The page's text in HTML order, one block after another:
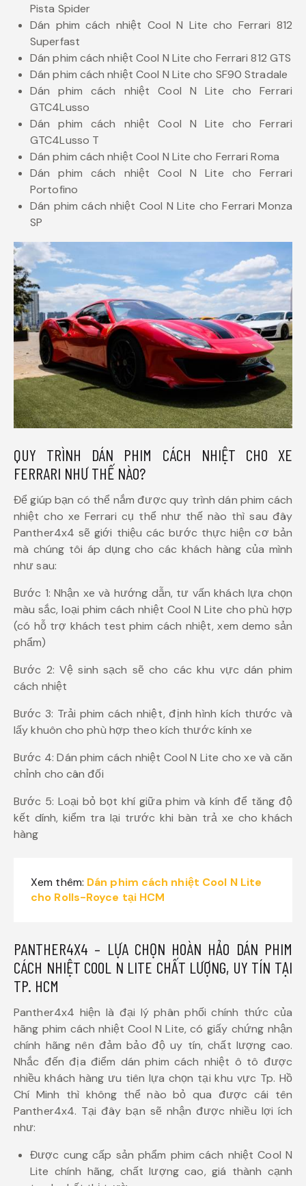
Pista Spider
Dán phim cách nhiệt Cool N Lite cho Ferrari 812
Superfast
Dán phim cách nhiệt Cool N Lite cho Ferrari 812 GTS
Dán phim cách nhiệt Cool N Lite cho SF90 Stradale
Dán phim cách nhiệt Cool N Lite cho Ferrari
GTC4Lusso
Dán phim cách nhiệt Cool N Lite cho Ferrari
GTC4Lusso T
Dán phim cách nhiệt Cool N Lite cho Ferrari Roma
Dán phim cách nhiệt Cool N Lite cho Ferrari
Portofino
Dán phim cách nhiệt Cool N Lite cho Ferrari Monza
SP
QUY TRÌNH DÁN PHIM CÁCH NHIỆT CHO XE
FERRARI NHƯ THẾ NÀO?
Để giúp bạn có thể nắm được quy trình dán phim cách
nhiệt cho xe Ferrari cụ thể như thế nào thì sau đây
Panther4x4 sẽ giới thiệu các bước thực hiện cơ bản
mà chúng tôi áp dụng cho các khách hàng của mình
như sau:
Bước 1: Nhận xe và hướng dẫn, tư vấn khách lựa chọn
màu sắc, loại phim cách nhiệt Cool N Lite cho phù hợp
(có hỗ trợ khách test phim cách nhiệt, xem demo sản
phẩm)
Bước 2: Vệ sinh sạch sẽ cho các khu vực dán phim
cách nhiệt
Bước 3: Trải phim cách nhiệt, định hình kích thước và
lấy khuôn cho phù hợp theo kích thước kính xe
Bước 4: Dán phim cách nhiệt Cool N Lite cho xe và căn
chỉnh cho cân đối
Bước 5: Loại bỏ bọt khí giữa phim và kính để tăng độ
kết dính, kiểm tra lại trước khi bàn trả xe cho khách
hàng
Xem thêm: Dán phim cách nhiệt Cool N Lite
cho Rolls-Royce tại HCM
PANTHER4X4 – LỰA CHỌN HOÀN HẢO DÁN PHIM
CÁCH NHIỆT COOL N LITE CHẤT LƯỢNG, UY TÍN TẠI
TP. HCM
Panther4x4 hiện là đại lý phân phối chính thức của
hãng phim cách nhiệt Cool N Lite, có giấy chứng nhận
chính hãng nên đảm bảo độ uy tín, chất lượng cao.
Nhắc đến địa điểm dán phim cách nhiệt ô tô được
nhiều khách hàng ưu tiên lựa chọn tại khu vực Tp. Hồ
Chí Minh thì không thể nào bỏ qua được cái tên
Panther4x4. Tại đây bạn sẽ nhận được nhiều lợi ích
như:
Được cung cấp sản phẩm phim cách nhiệt Cool N
Lite chính hãng, chất lượng cao, giá thành cạnh